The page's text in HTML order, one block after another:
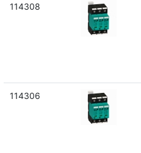
114308
114306